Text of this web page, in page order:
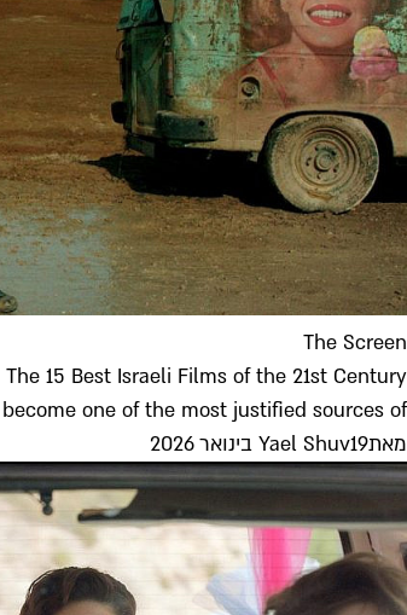
The Screen
The 15 Best Israeli Films of the 21st Century
one of the most justified sources of...
מאת
Yael Shuv19 בינואר 2026